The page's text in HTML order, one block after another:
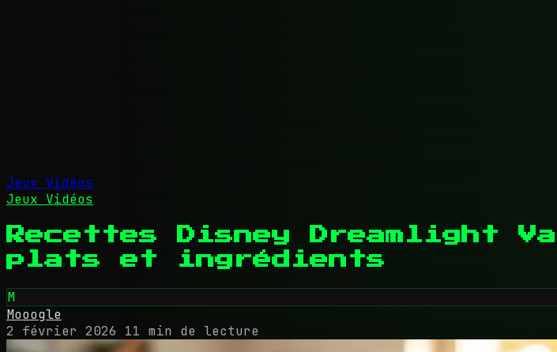
Jeux Vidéos
Jeux Vidéos
Recettes Disney Dreamlight
plats et ingrédients
M
Mooogle
2 février 2026
11 min de lecture